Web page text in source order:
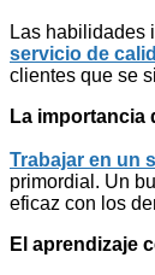
Las habilidades
servicio de
clientes que se
La importancia
Trabajar en un
primordial. Un
eficaz con los
El aprendizaje